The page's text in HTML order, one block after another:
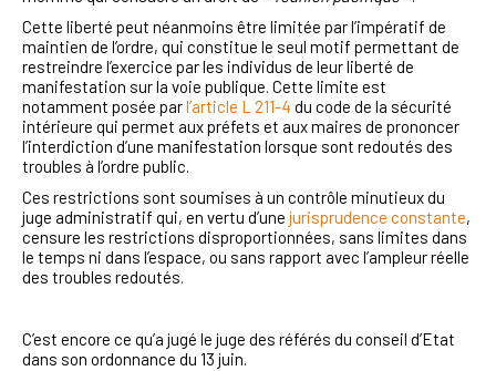
Cette liberté peut néanmoins être limitée par l’impératif de
maintien de l’ordre, qui constitue le seul motif permettant de
restreindre l’exercice par les individus de leur liberté de
manifestation sur la voie publique. Cette limite est
notamment posée parl’article L 211-4 du code de la sécurité
intérieure qui permet aux préfets et aux maires de prononcer
l’interdiction d’une manifestation lorsque sont redoutés des
troubles à l’ordre public.
Ces restrictions sont soumises à un contrôle minutieux du
juge administratif qui, en vertu d’une jurisprudence constante,
censure les restrictions disproportionnées, sans limites dans
le temps ni dans l’espace, ou sans rapport avec l’ampleur réelle
des troubles redoutés.
C’est encore ce qu’a jugé le juge des référés du conseil d’Etat
dans son ordonnance du 13 juin.